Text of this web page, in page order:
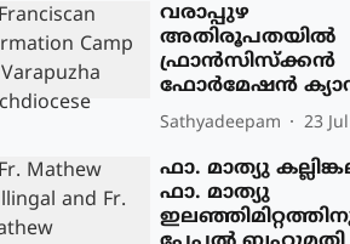
വരാപ്പുഴ
അതിരൂപതയിൽ
ഫ്രാൻസിസ്ക്കൻ
ഫോർമേഷൻ
Sathyadeepam 23
ഫാ. മാത്യു
ഫാ. മാത്യു